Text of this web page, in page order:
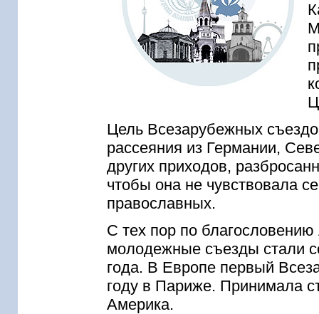
Цель Всезарубежных
рассеяния из Германии,
других приходов,
чтобы она не чувствовала
православных.
С тех пор по
молодежные съезды стали
года. В Европе первый
году в Париже. Принимала
Америка.